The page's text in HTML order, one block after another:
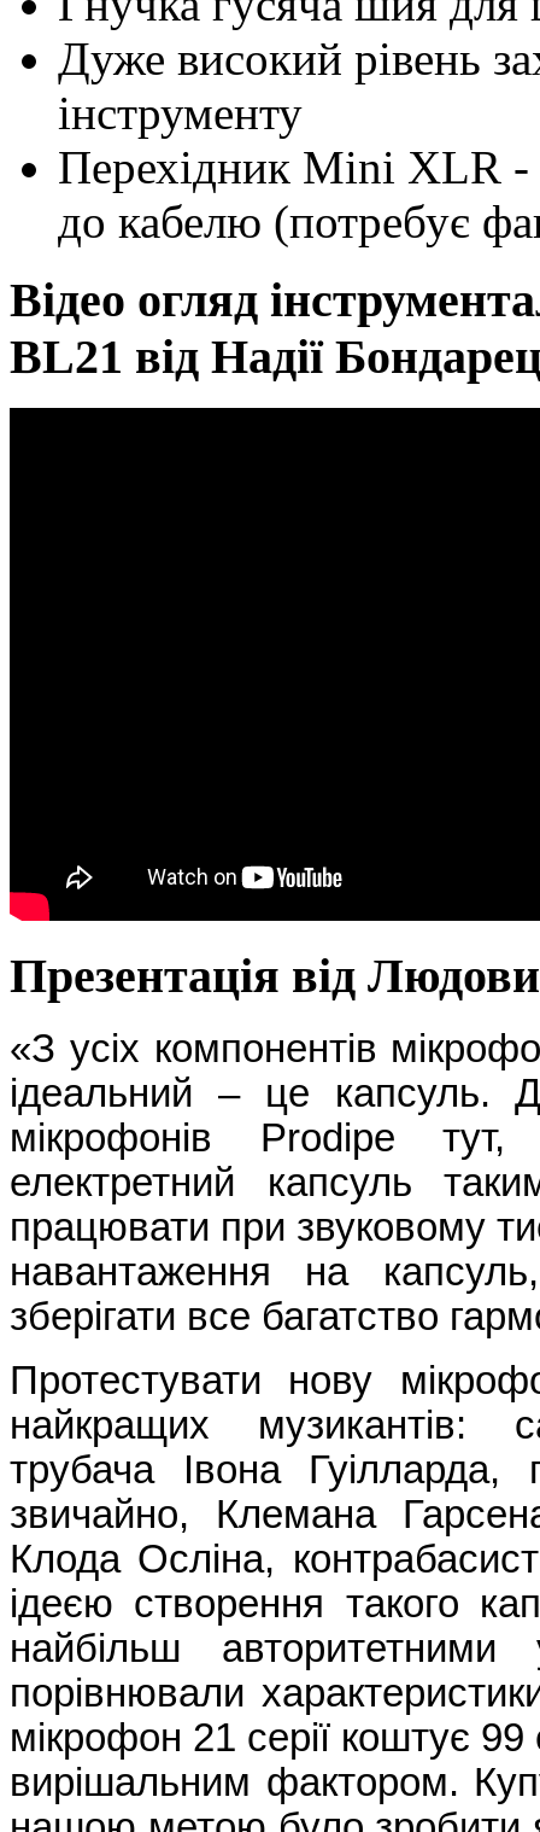
Дуже високий рівень
інструменту
Перехідник Mini XLR -
до кабелю (потребує
Відео огляд
BL21 від Надії
Презентація від
«З усіх компонентів
ідеальний – це капсуль.
мікрофонів Prodipe
електретний капсуль
працювати при звуковому
навантаження на
зберігати все багатство
Протестувати нову
найкращих музикантів:
трубача Івона Гуілларда,
звичайно, Клемана
Клода Осліна,
ідеєю створення такого
найбільш
порівнювали
мікрофон 21 серії коштує
вирішальним фактором.